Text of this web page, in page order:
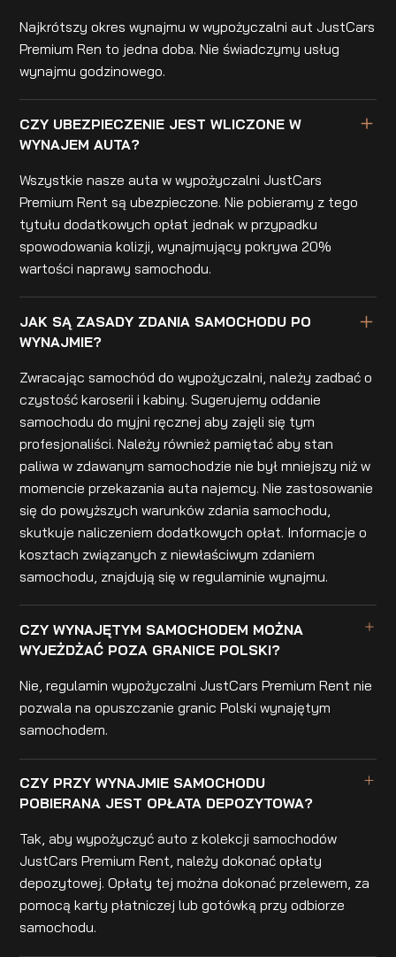
Najkrótszy okres wynajmu w wypożyczalni aut JustCars
Premium Ren to jedna doba. Nie świadczymy usług
wynajmu godzinowego.
CZY UBEZPIECZENIE JEST WLICZONE W
WYNAJEM AUTA?
Wszystkie nasze auta w wypożyczalni JustCars
Premium Rent są ubezpieczone. Nie pobieramy z tego
tytułu dodatkowych opłat jednak w przypadku
spowodowania kolizji, wynajmujący pokrywa 20%
wartości naprawy samochodu.
JAK SĄ ZASADY ZDANIA SAMOCHODU PO
WYNAJMIE?
Zwracając samochód do wypożyczalni, należy zadbać o
czystość karoserii i kabiny. Sugerujemy oddanie
samochodu do myjni ręcznej aby zajęli się tym
profesjonaliści. Należy również pamiętać aby stan
paliwa w zdawanym samochodzie nie był mniejszy niż w
momencie przekazania auta najemcy. Nie zastosowanie
się do powyższych warunków zdania samochodu,
skutkuje naliczeniem dodatkowych opłat. Informacje o
kosztach związanych z niewłaściwym zdaniem
samochodu, znajdują się w regulaminie wynajmu.
CZY WYNAJĘTYM SAMOCHODEM MOŻNA
WYJEŻDŻAĆ POZA GRANICE POLSKI?
Nie, regulamin wypożyczalni JustCars Premium Rent nie
pozwala na opuszczanie granic Polski wynajętym
samochodem.
CZY PRZY WYNAJMIE SAMOCHODU
POBIERANA JEST OPŁATA DEPOZYTOWA?
Tak, aby wypożyczyć auto z kolekcji samochodów
JustCars Premium Rent, należy dokonać opłaty
depozytowej. Opłaty tej można dokonać przelewem, za
pomocą karty płatniczej lub gotówką przy odbiorze
samochodu.